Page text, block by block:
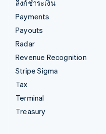
ลิงก์ชำระเงิน
Payments
Payouts
Radar
Revenue Recognition
Stripe Sigma
Tax
Terminal
Treasury